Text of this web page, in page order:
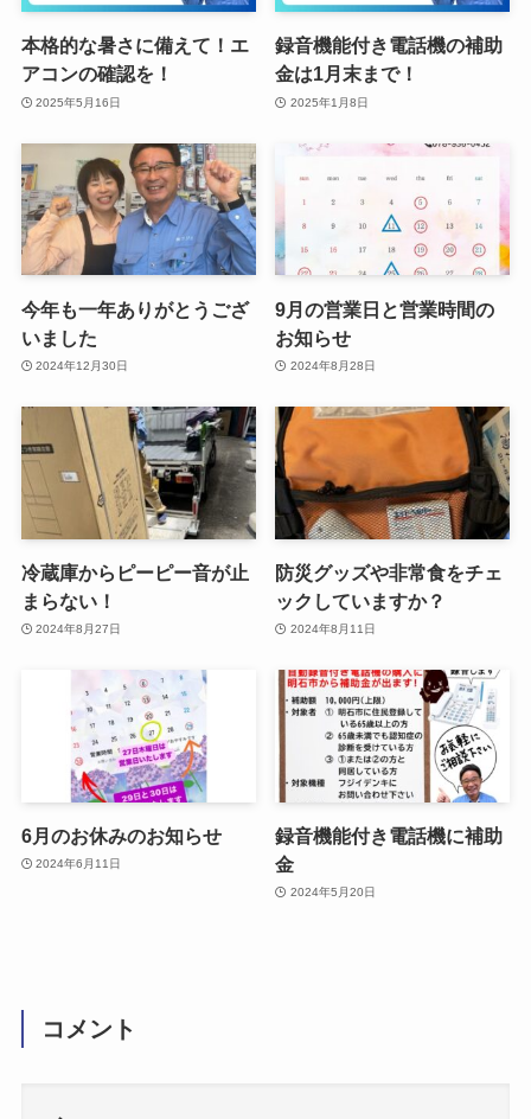
本格的な暑さに備えて！エ
アコンの確認を！
2025年5月16日
録音機能付き電話機の補助
金は1月末まで！
2025年1月8日
今年も一年ありがとうござ
いました
2024年12月30日
9月の営業日と営業時間の
お知らせ
2024年8月28日
冷蔵庫からピーピー音が止
まらない！
2024年8月27日
防災グッズや非常食をチェ
ックしていますか？
2024年8月11日
6月のお休みのお知らせ
2024年6月11日
録音機能付き電話機に補助
金
2024年5月20日
コメント